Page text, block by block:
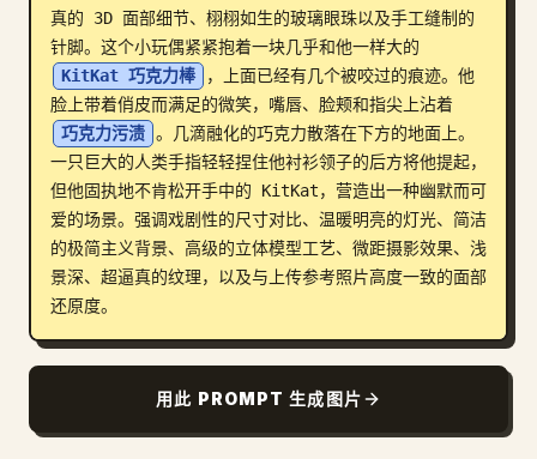
更新
真的 3D 面部细节、栩栩如生的玻璃眼珠以及手工缝制的
针脚。这个小玩偶紧紧抱着一块几乎和他一样大的
KitKat 巧克力棒
，上面已经有几个被咬过的痕迹。他
脸上带着俏皮而满足的微笑，嘴唇、脸颊和指尖上沾着
巧克力污渍 。几滴融化的巧克力散落在下方的地面上。
一只巨大的人类手指轻轻捏住他衬衫领子的后方将他提起，
但他固执地不肯松开手中的 KitKat，营造出一种幽默而可
爱的场景。强调戏剧性的尺寸对比、温暖明亮的灯光、简洁
的极简主义背景、高级的立体模型工艺、微距摄影效果、浅
景深、超逼真的纹理，以及与上传参考照片高度一致的面部
还原度。
用此 PROMPT 生成图片